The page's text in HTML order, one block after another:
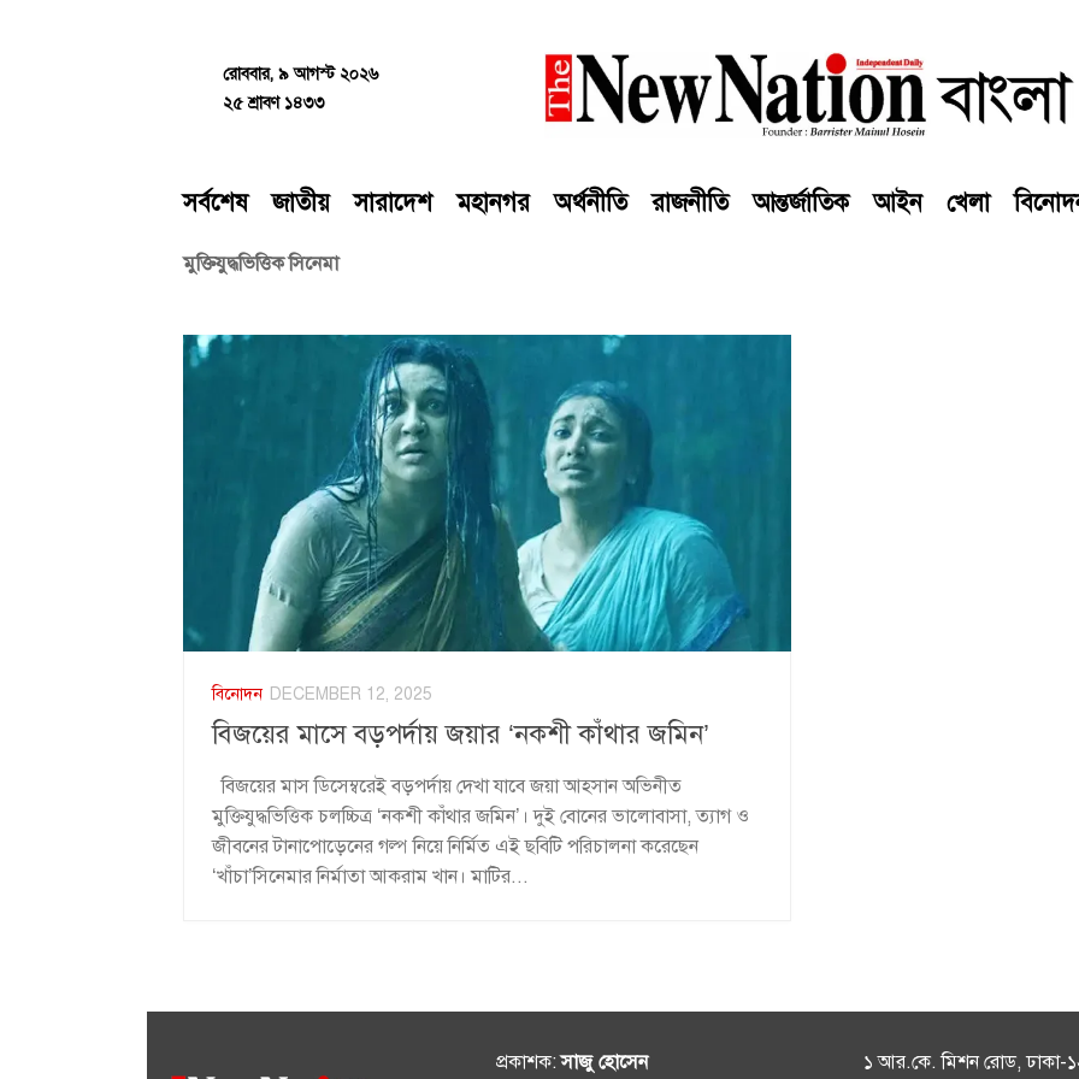
রোববার, ৯ আগস্ট ২০২৬
২৫ শ্রাবণ ১৪৩৩
সর্বশেষ জাতীয় সারাদেশ মহানগর অর্থনীতি রাজনীতি আন্তর্জাতিক আইন খেলা
মুক্তিযুদ্ধভিত্তিক সিনেমা
বিনোদন DECEMBER 12, 2025
বিজয়ের মাসে বড়পর্দায় জয়ার ‘নকশী কাঁথার জমিন’
বিজয়ের মাস ডিসেম্বরেই বড়পর্দায় দেখা যাবে জয়া আহসান অভিনীত
মুক্তিযুদ্ধভিত্তিক চলচ্চিত্র ‘নকশী কাঁথার জমিন’। দুই বোনের ভালোবাসা, ত্যাগ ও
জীবনের টানাপোড়েনের গল্প নিয়ে নির্মিত এই ছবিটি পরিচালনা করেছেন
‘খাঁচা’সিনেমার নির্মাতা আকরাম খান। মাটির...
প্রকাশক:সাজু হোসেন ১ আর.কে. মিশন রোড, ঢাকা-